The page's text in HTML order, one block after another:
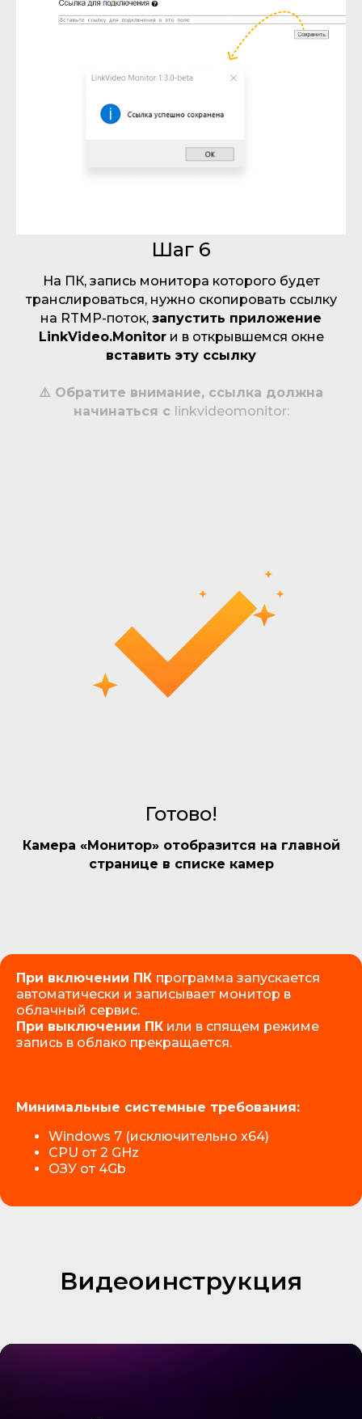
Шаг 6
На ПК, запись монитора которого будет
транслироваться, нужно скопировать ссылку
на RTMP-поток, запустить приложение
LinkVideo.Monitorи в открывшемся окне
вставить эту ссылку
⚠️ Обратите внимание, ссылка должна
начинаться с linkvideomonitor:
Готово!
Камера «Монитор» отобразится на главной
странице в списке камер
При включении ПК программа запускается
автоматически и записывает монитор в
облачный сервис.
При выключении ПК или в спящем режиме
запись в облако прекращается.
Минимальные системные требования:
Windows 7 (исключительно x64)
CPU от 2 GHz
ОЗУ от 4Gb
Видеоинструкция